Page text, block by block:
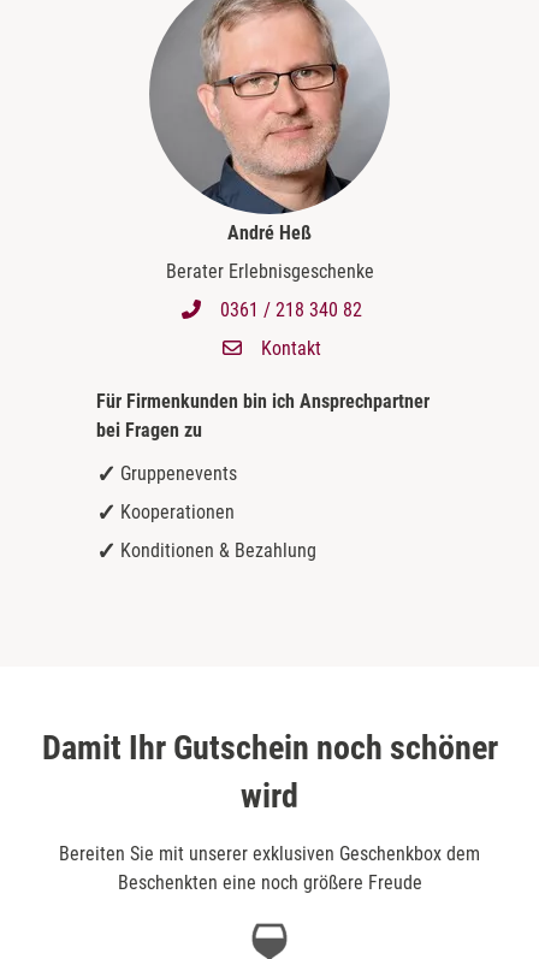
André Heß
Berater Erlebnisgeschenke
0361 / 218 340 82
Kontakt
Für Firmenkunden bin ich Ansprechpartner
bei Fragen zu
Gruppenevents
Kooperationen
Konditionen & Bezahlung
Damit Ihr Gutschein noch schöner
wird
Bereiten Sie mit unserer exklusiven Geschenkbox dem
Beschenkten eine noch größere Freude